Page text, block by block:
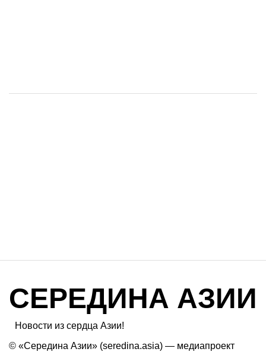
СЕРЕДИНА АЗИИ
Новости из сердца Азии!
© «Середина Азии» (seredina.asia) — медиапроект